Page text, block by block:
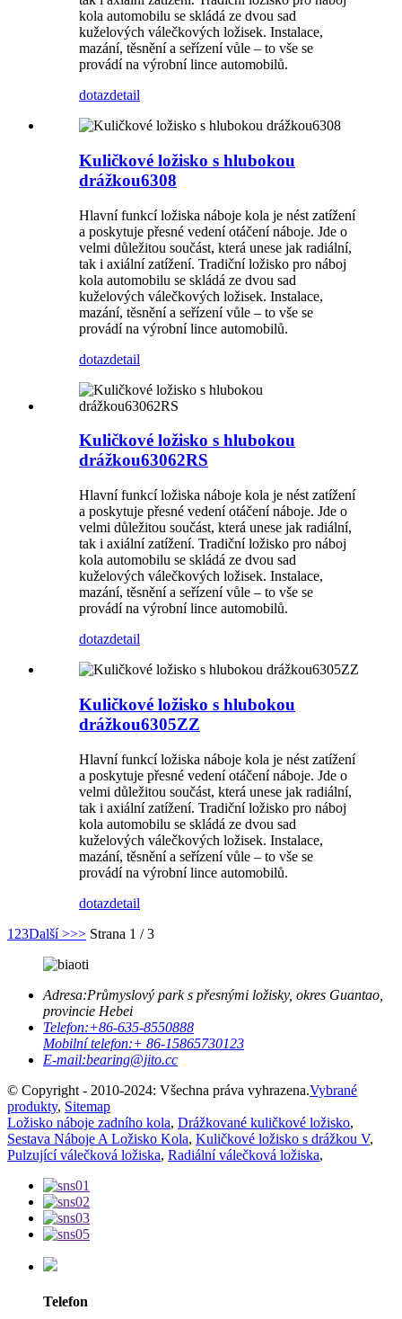
kola automobilu se skládá ze dvou sad
kuželových válečkových ložisek. Instalace,
mazání, těsnění a seřízení vůle – to vše se
provádí na výrobní lince automobilů.
dotazdetail
Kuličkové ložisko s hlubokou
drážkou6308
Hlavní funkcí ložiska náboje kola je nést zatížení
a poskytuje přesné vedení otáčení náboje. Jde o
velmi důležitou součást, která unese jak radiální,
tak i axiální zatížení. Tradiční ložisko pro náboj
kola automobilu se skládá ze dvou sad
kuželových válečkových ložisek. Instalace,
mazání, těsnění a seřízení vůle – to vše se
provádí na výrobní lince automobilů.
dotazdetail
Kuličkové ložisko s hlubokou
drážkou63062RS
Hlavní funkcí ložiska náboje kola je nést zatížení
a poskytuje přesné vedení otáčení náboje. Jde o
velmi důležitou součást, která unese jak radiální,
tak i axiální zatížení. Tradiční ložisko pro náboj
kola automobilu se skládá ze dvou sad
kuželových válečkových ložisek. Instalace,
mazání, těsnění a seřízení vůle – to vše se
provádí na výrobní lince automobilů.
dotazdetail
Kuličkové ložisko s hlubokou
drážkou6305ZZ
Hlavní funkcí ložiska náboje kola je nést zatížení
a poskytuje přesné vedení otáčení náboje. Jde o
velmi důležitou součást, která unese jak radiální,
tak i axiální zatížení. Tradiční ložisko pro náboj
kola automobilu se skládá ze dvou sad
kuželových válečkových ložisek. Instalace,
mazání, těsnění a seřízení vůle – to vše se
provádí na výrobní lince automobilů.
dotazdetail
1 23Další >>> Strana 1 / 3
Adresa:Průmyslový park s přesnými ložisky, okres Guantao,
provincie Hebei
Telefon:+86-635-8550888
Mobilní telefon:+ 86-15865730123
E-mail:bearing@jito.cc
© Copyright - 2010-2024: Všechna práva vyhrazena.Vybrané
produkty, Sitemap
Ložisko náboje zadního kola, Drážkované kuličkové ložisko,
Sestava Náboje A Ložisko Kola, Kuličkové ložisko s drážkou V,
Pulzující válečková ložiska, Radiální válečková ložiska,
Telefon